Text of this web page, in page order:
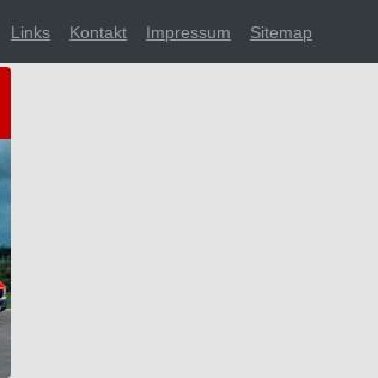
Links Kontakt Impressum Sitemap